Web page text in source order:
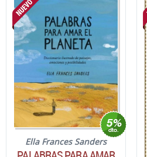
Ella Frances Sanders